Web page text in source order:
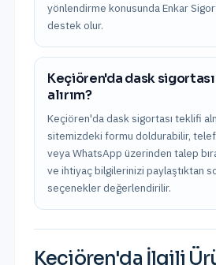
yönlendirme konusunda Enkar
destek olur.
Keçiören'da dask
alırım?
Keçiören'da dask sigortası teklifi
sitemizdeki formu doldurabilir,
veya WhatsApp üzerinden talep
ve ihtiyaç bilgilerinizi paylaştıktan
seçenekler değerlendirilir.
Keçiören'da İlgili